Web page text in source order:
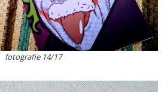
fotografie 14/17